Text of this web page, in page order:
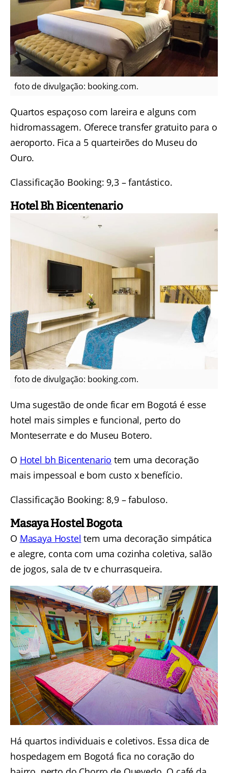
foto de divulgação: booking.com.
Quartos espaçoso com lareira e alguns com
hidromassagem. Oferece transfer gratuito para o
aeroporto. Fica a 5 quarteirões do Museu do
Ouro.
Classificação Booking: 9,3 – fantástico.
Hotel Bh Bicentenario
foto de divulgação: booking.com.
Uma sugestão de onde ficar em Bogotá é esse
hotel mais simples e funcional, perto do
Monteserrate e do Museu Botero.
O Hotel bh Bicentenario tem uma decoração
mais impessoal e bom custo x benefício.
Classificação Booking: 8,9 – fabuloso.
Masaya Hostel Bogota
O Masaya Hostel tem uma decoração simpática
e alegre, conta com uma cozinha coletiva, salão
de jogos, sala de tv e churrasqueira.
Há quartos individuais e coletivos. Essa dica de
hospedagem em Bogotá fica no coração do